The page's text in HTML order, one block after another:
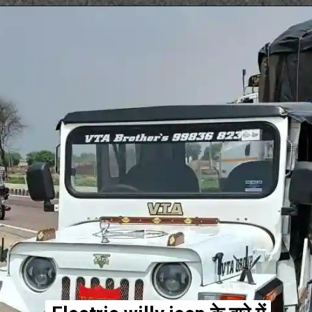
https://www.livehindustan.com/auto/story-all-new-ather-energy-450x-gen3-launch-on-19th-july-with-150km-range-6805647.html